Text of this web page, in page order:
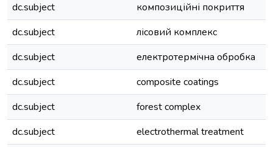
dc.subject
композиційні покриття
dc.subject
лісовий комплекс
dc.subject
електротермічна обробка
dc.subject
composite coatings
dc.subject
forest complex
dc.subject
electrothermal treatment